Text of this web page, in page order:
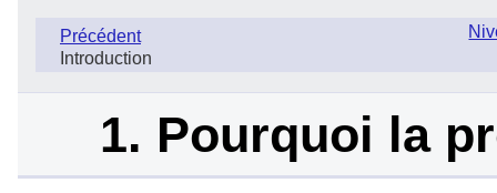
Précédent
Introduction
1. Pourquoi la